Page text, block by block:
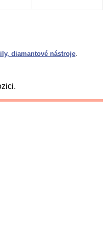
diamantové nástroje.